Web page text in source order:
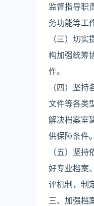
监督指导职
务功能等工
（三）切
构加强统筹
作。
（四）坚
文件等各类
解决档案室
供保障条件。
（五）坚
好专业档案
评机制，制
三、加强档